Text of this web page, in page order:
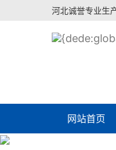
河北诚誉专业生
网站首页